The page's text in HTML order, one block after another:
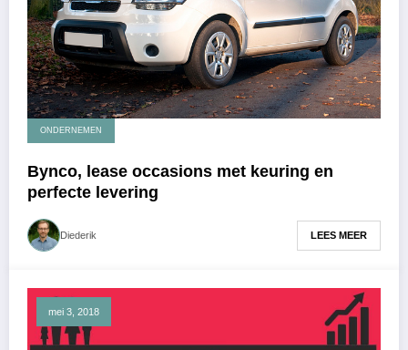
ONDERNEMEN
Bynco, lease occasions met keuring en
perfecte levering
Diederik LEES MEER
mei 3, 2018